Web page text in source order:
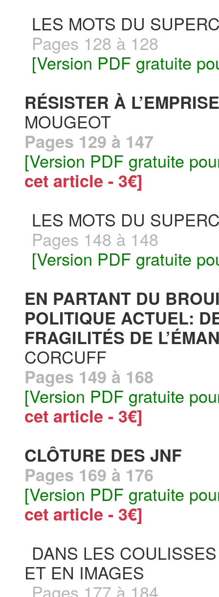
LES MOTS DU
Pages 128 à 128
[Version PDF gratuite
RÉSISTER À
MOUGEOT
Pages 129 à 147
[Version PDF gratuite
cet article - 3€]
LES MOTS DU
Pages 148 à 148
[Version PDF gratuite
EN PARTANT DU
POLITIQUE ACTUEL:
FRAGILITÉS DE
CORCUFF
Pages 149 à 168
[Version PDF gratuite
cet article - 3€]
CLÔTURE DES JNF
Pages 169 à 176
[Version PDF gratuite
cet article - 3€]
DANS LES
ET EN IMAGES
Pages 177 à 184